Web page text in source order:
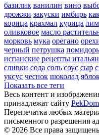
базилик ванилин вино
дрожжи закуски имбирь
корица крахмал курица
оливковое масло
морковь мука орегано
черный петрушка
испанские рецепты
сливки сода соль соус сыр
уксус чеснок шоколад
Показать все теги
Весь контент и
принадлежат сайту
Перепечатка любых
письменного разрешения
© 2026 Все права